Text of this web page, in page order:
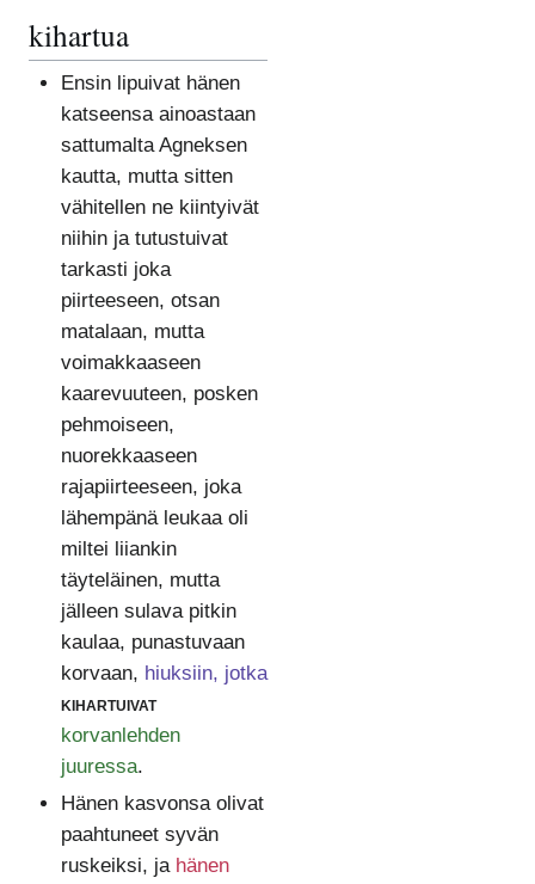
kihartua
Ensin lipuivat hänen
katseensa ainoastaan
sattumalta Agneksen
kautta, mutta sitten
vähitellen ne kiintyivät
niihin ja tutustuivat
tarkasti joka
piirteeseen, otsan
matalaan, mutta
voimakkaaseen
kaarevuuteen, posken
pehmoiseen,
nuorekkaaseen
rajapiirteeseen, joka
lähempänä leukaa oli
miltei liiankin
täyteläinen, mutta
jälleen sulava pitkin
kaulaa, punastuvaan
korvaan, hiuksiin, jotka
kihartuivat
korvanlehden
juuressa.
Hänen kasvonsa olivat
paahtuneet syvän
ruskeiksi, ja hänen